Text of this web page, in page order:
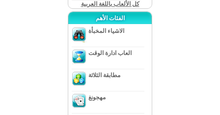
كل الألعاب باللغة العربية
الفئات الأهم
الاشياء المخبأة
العاب ادارة الوقت
مطابقة الثلاثة
مهجونغ